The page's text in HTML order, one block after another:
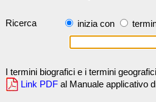
Ricerca inizia con
I termini biografici e i termini
Link PDF al Manuale applicativo